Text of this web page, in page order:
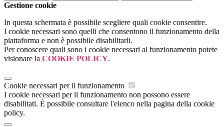
Gestione cookie
In questa schermata è possibile scegliere quali cookie consentire.
I cookie necessari sono quelli che consentono il funzionamento della
piattaforma e non è possibile disabilitarli.
Per conoscere quali sono i cookie necessari al funzionamento potete
visionare la COOKIE POLICY.
Cookie necessari per il funzionamento
I cookie necessari per il funzionamento non possono essere
disabilitati. È possibile consultare l'elenco nella pagina della cookie
policy.